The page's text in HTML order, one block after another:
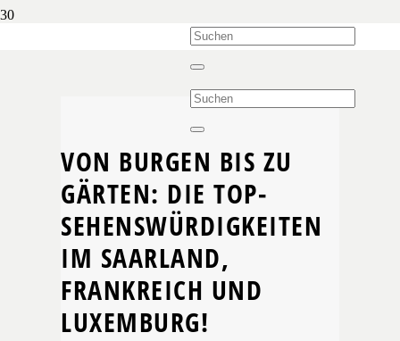
VON BURGEN BIS ZU
GÄRTEN: DIE TOP-
SEHENSWÜRDIGKEITEN
IM SAARLAND,
FRANKREICH UND
LUXEMBURG!